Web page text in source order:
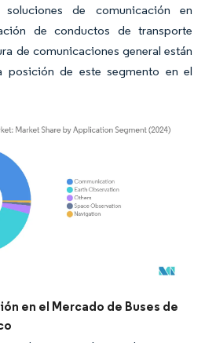
de comunicación en
de conductos de transporte
de comunicaciones general están
posición de este segmento en el
uso requiere atribución según CC BY 4.0.
en el Mercado de Buses de